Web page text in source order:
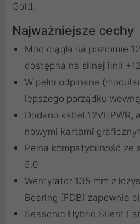
Gold.
Najważniejsze cechy
Moc ciągła na poziomie
dostępna na silnej linii
W pełni odpinane
lepszego porządku
Dodano kabel
nowymi kartami
Pełna kompatybilność ze
5.0
Wentylator 135 mm z
Bearing (FDB) zapewnia
Seasonic Hybrid Silent